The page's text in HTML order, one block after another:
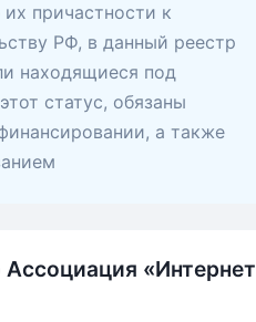
причастности к
РФ, в данный реестр
находящиеся под
статус, обязаны
а также
Ассоциация «Интернет